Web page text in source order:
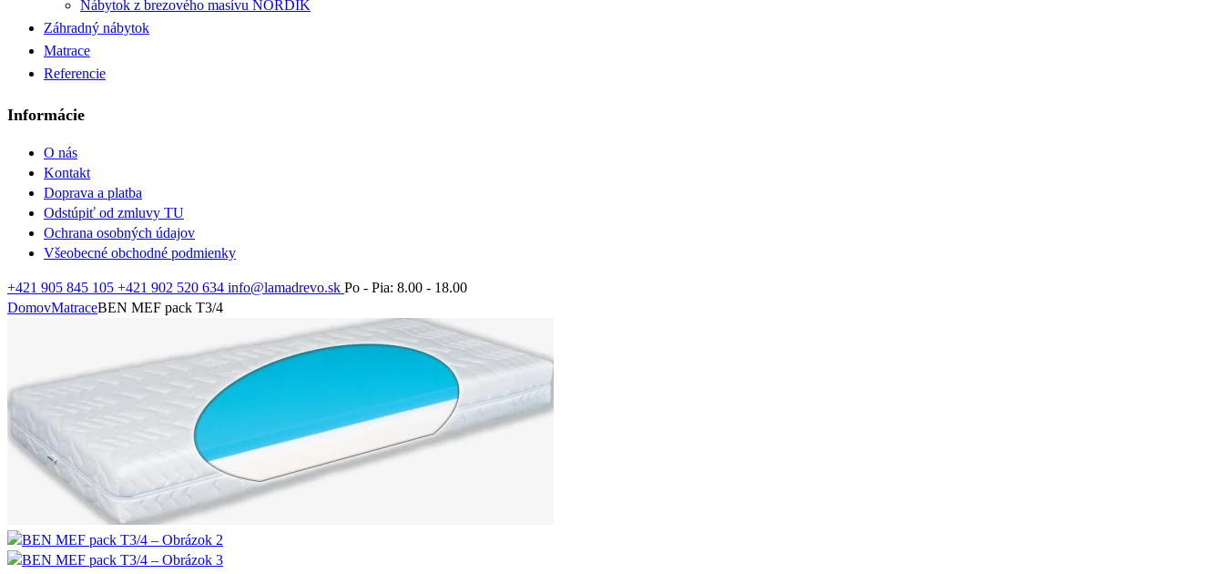
Nábytok z brezového masívu NORDIK
Záhradný nábytok
Matrace
Referencie
Informácie
O nás
Kontakt
Doprava a platba
Odstúpiť od zmluvy TU
Ochrana osobných údajov
Všeobecné obchodné podmienky
+421 905 845 105 +421 902 520 634 info@lamadrevo.sk Po - Pia: 8.00 - 18.00
DomovMatraceBEN MEF pack T3/4